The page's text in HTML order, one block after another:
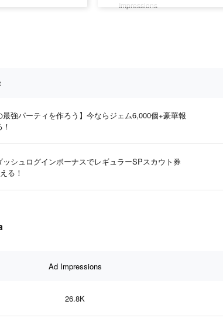
Impressions
最強パーティを作ろう】今ならジェム6,000個+豪華報
ッシュログインボーナスでレギュラーSPスカウト券
る！
Ad Impressions
26.8K